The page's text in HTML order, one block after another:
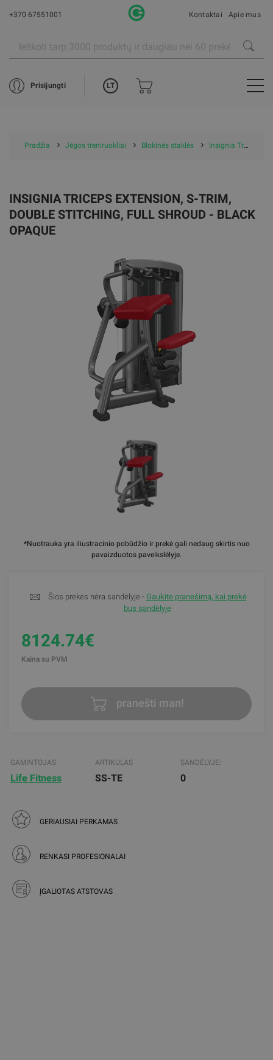
+370 67551001 Kontaktai Apie mus
Prisijungti LT
Pradžia Jėgos treniruokliai Blokinės staklės Insignia Triceps Extension, S-Trim, Double Stitching, Full Shroud - Black Opaque
*Nuotrauka yra iliustracinio pobūdžio ir prekė gali nedaug skirtis nuo
pavaizduotos paveikslėlyje.
INSIGNIA TRICEPS EXTENSION, S-TRIM,
DOUBLE STITCHING, FULL SHROUD - BLACK
OPAQUE
Šios prekės nėra sandėlyje - Gaukite pranešimą, kai prekė
bus sandėlyje
8124.74€
Kaina su PVM
pranešti man!
GAMINTOJAS
Life Fitness
ARTIKULAS
SS-TE
SANDĖLYJE:
0
GERIAUSIAI PERKAMAS
RENKASI PROFESIONALAI
ĮGALIOTAS ATSTOVAS